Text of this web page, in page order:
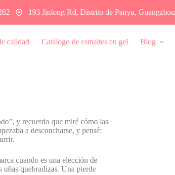
193 Jinlong Rd, Distrito de Panyu, Guangzhou
calidad Catálogo de esmaltes en gel Blog
y recuerdo que miré cómo las
a desconcharse, y pensé:
cuando es una elección de
uñas quebradizas. Una pierde